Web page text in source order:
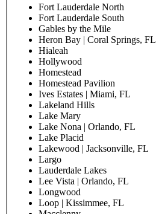
Fort Lauderdale North
Fort Lauderdale South
Gables by the Mile
Heron Bay | Coral Springs, FL
Hialeah
Hollywood
Homestead
Homestead Pavilion
Ives Estates | Miami, FL
Lakeland Hills
Lake Mary
Lake Nona | Orlando, FL
Lake Placid
Lakewood | Jacksonville, FL
Largo
Lauderdale Lakes
Lee Vista | Orlando, FL
Longwood
Loop | Kissimmee, FL